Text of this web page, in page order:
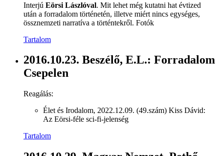
Interjú Eörsi Lászlóval. Mit lehet még kutatni hat évtized
után a forradalom történetén, illetve miért nincs egységes,
össznemzeti narratíva a történtekről. Fotók
Tartalom
2016.10.23. Beszélő, E.L.: Forradalom
Csepelen
Reagálás:
Élet és Irodalom, 2022.12.09. (49.szám) Kiss Dávid:
Az Eörsi-féle sci-fi-jelenség
Tartalom